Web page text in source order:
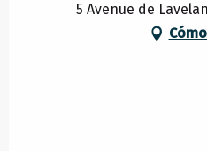
5 Avenue de